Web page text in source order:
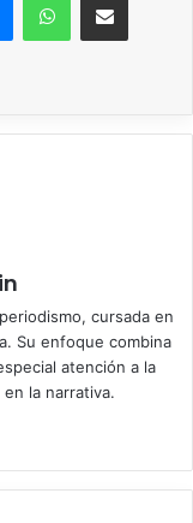
cursada en
Su enfoque combina
atención a la
la narrativa.